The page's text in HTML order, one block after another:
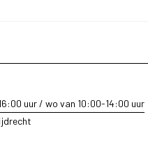
uur / wo van 10:00-14:00 uur